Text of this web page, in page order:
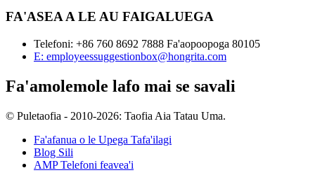
FA'ASEA A LE AU FAIGALUEGA
Telefoni: +86 760 8692 7888 Fa'aopoopoga 80105
E: employeessuggestionbox@hongrita.com
Fa'amolemole lafo mai se savali
© Puletaofia - 2010-2026: Taofia Aia Tatau Uma.
Fa'afanua o le Upega Tafa'ilagi
Blog Sili
AMP Telefoni feavea'i